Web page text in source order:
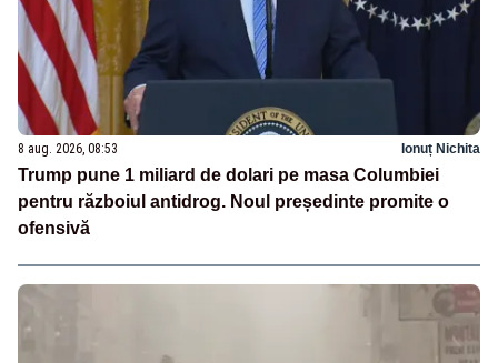
8 aug. 2026, 08:53 Ionuț Nichita
Trump pune 1 miliard de dolari pe masa Columbiei
pentru războiul antidrog. Noul președinte promite o
ofensivă